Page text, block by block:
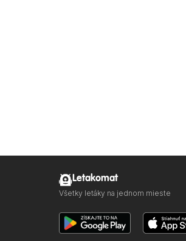
Letakomat
Všetky letáky na jednom mieste